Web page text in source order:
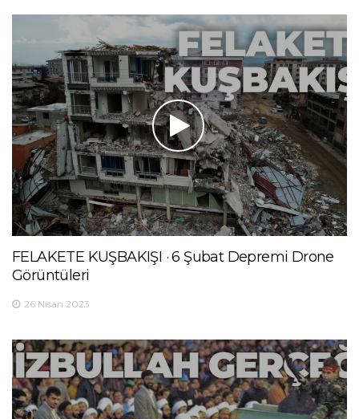
FELAKETE KUŞBAKIŞI · 6 Şubat Depremi Drone
Görüntüleri
26 Nisan 2023